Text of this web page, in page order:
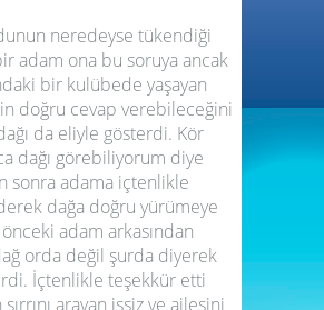
neredeyse tükendiği
adam ona bu soruya ancak
bir kulübede yaşayan
doğru cevap verebileceğini
da eliyle gösterdi. Kör
dağı görebiliyorum diye
sonra adama içtenlikle
dağa doğru yürümeye
önceki adam arkasından
orda değil şurda diyerek
İçtenlikle teşekkür etti
arayan işsiz ve ailesini